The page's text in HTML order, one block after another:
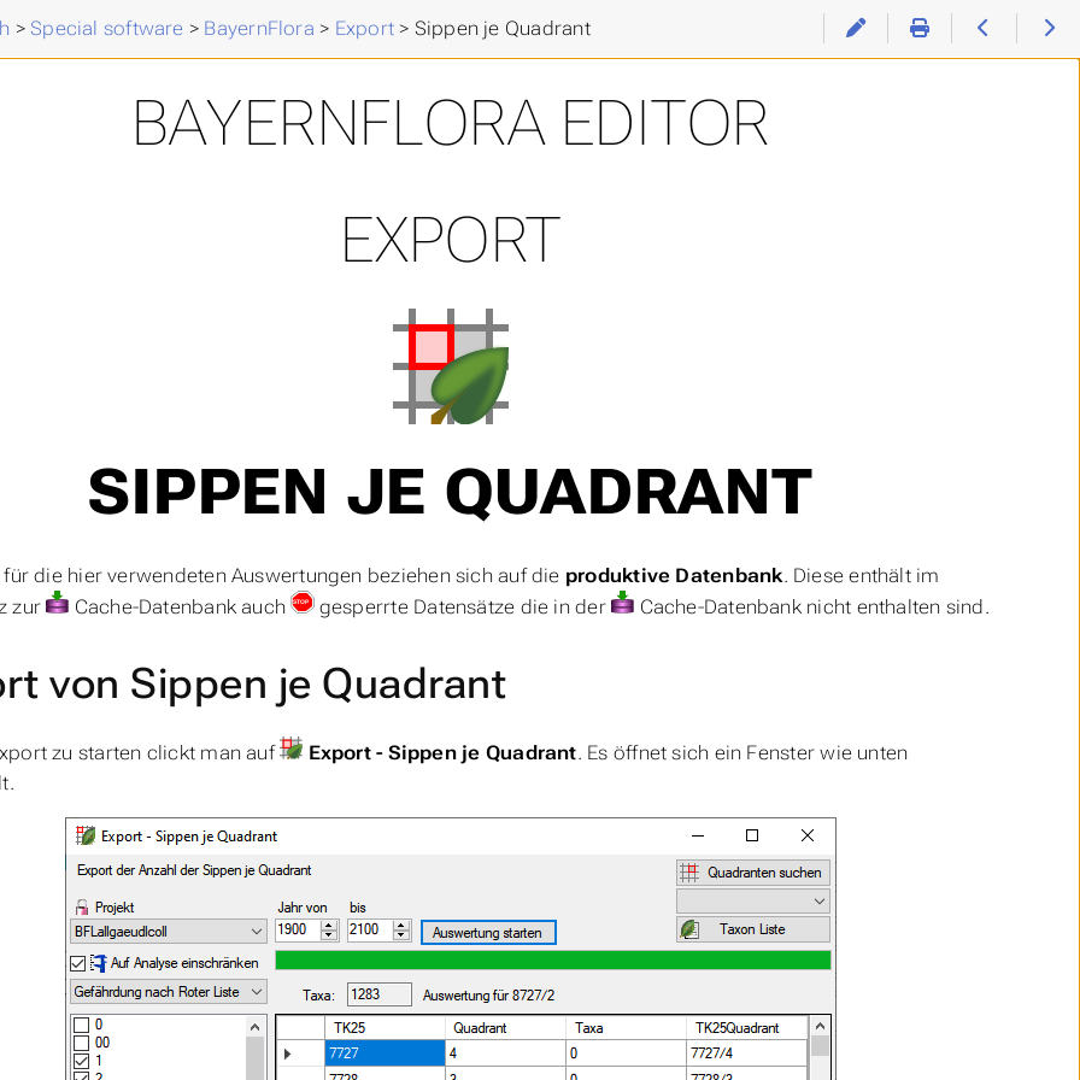
> Special software > BayernFlora > Export> Sippen je Quadrant
BAYERNFLORA EDITOR
EXPORT
SIPPEN JE QUADRANT
für die hier verwendeten Auswertungen beziehen sich auf die produktive Datenbank. Diese enthält im
zur
Cache-Datenbank auch gesperrte Datensätze die in der Cache-Datenbank nicht enthalten sind.
von Sippen je Quadrant
zu starten clickt man auf Export - Sippen je Quadrant. Es öffnet sich ein Fenster wie unten